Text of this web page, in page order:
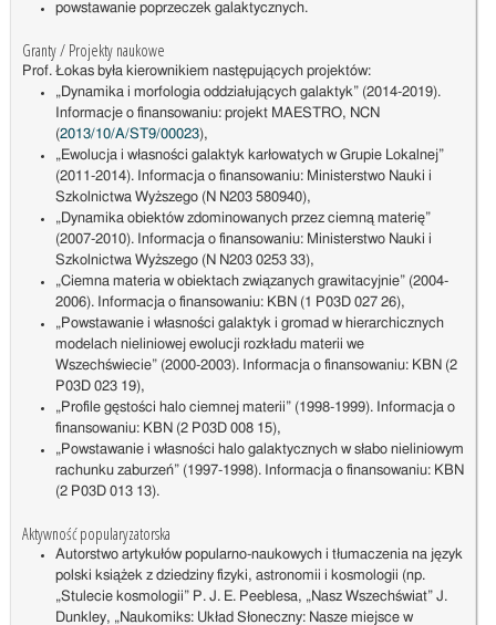
powstawanie poprzeczek galaktycznych.
Granty / Projekty naukowe
Prof. Łokas była kierownikiem następujących projektów:
„Dynamika i morfologia oddziałujących galaktyk” (2014-2019).
Informacje o finansowaniu: projekt MAESTRO, NCN
(2013/10/A/ST9/00023),
„Ewolucja i własności galaktyk karłowatych w Grupie Lokalnej”
(2011-2014). Informacja o finansowaniu: Ministerstwo Nauki i
Szkolnictwa Wyższego (N N203 580940),
„Dynamika obiektów zdominowanych przez ciemną materię”
(2007-2010). Informacja o finansowaniu: Ministerstwo Nauki i
Szkolnictwa Wyższego (N N203 0253 33),
„Ciemna materia w obiektach związanych grawitacyjnie” (2004-
2006). Informacja o finansowaniu: KBN (1 P03D 027 26),
„Powstawanie i własności galaktyk i gromad w hierarchicznych
modelach nieliniowej ewolucji rozkładu materii we
Wszechświecie” (2000-2003). Informacja o finansowaniu: KBN (2
P03D 023 19),
„Profile gęstości halo ciemnej materii” (1998-1999). Informacja o
finansowaniu: KBN (2 P03D 008 15),
„Powstawanie i własności halo galaktycznych w słabo nieliniowym
rachunku zaburzeń” (1997-1998). Informacja o finansowaniu: KBN
(2 P03D 013 13).
Aktywność popularyzatorska
Autorstwo artykułów popularno-naukowych i tłumaczenia na język
polski książek z dziedziny fizyki, astronomii i kosmologii (np.
„Stulecie kosmologii” P. J. E. Peeblesa, „Nasz Wszechświat” J.
Dunkley, „Naukomiks: Układ Słoneczny: Nasze miejsce w